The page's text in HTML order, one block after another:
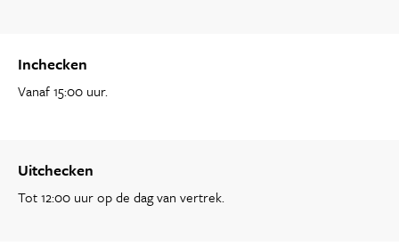
Inchecken
Vanaf 15:00 uur.
Uitchecken
Tot 12:00 uur op de dag van vertrek.